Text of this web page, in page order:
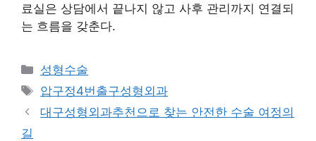
료실은 상담에서 끝나지 않고 사후 관리까지 연결되
는 흐름을 갖춘다.
카
테
고
리
성형수술
태
그
압구정4번출구성형외과
대구성형외과추천으로 찾는 안전한 수술 여정의
길